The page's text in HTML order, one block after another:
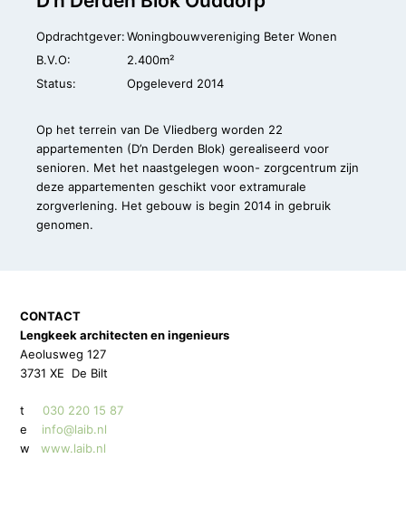
Opdrachtgever:Woningbouwvereniging Beter Wonen
B.V.O:
2.400m²
Status:
Opgeleverd 2014
Op het terrein van De Vliedberg worden 22
appartementen (D’n Derden Blok) gerealiseerd voor
senioren. Met het naastgelegen woon- zorgcentrum zijn
deze appartementen geschikt voor extramurale
zorgverlening. Het gebouw is begin 2014 in gebruik
genomen.
CONTACT
Lengkeek architecten en ingenieurs
Aeolusweg 127
3731 XE De Bilt
t030 220 15 87
e info@laib.nl
w
www.laib.nl